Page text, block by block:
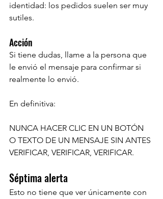
identidad: los pedidos suelen ser muy
sutiles.
Acción
Si tiene dudas, llame a la persona que
le envió el mensaje para confirmar si
realmente lo envió.
En definitiva:
NUNCA HACER CLIC EN UN BOTÓN
O TEXTO DE UN MENSAJE SIN ANTES
VERIFICAR, VERIFICAR, VERIFICAR.
Séptima alerta
Esto no tiene que ver únicamente con